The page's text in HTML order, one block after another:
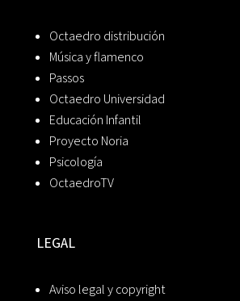
Octaedro distribución
Música y flamenco
Passos
Octaedro Universidad
Educación Infantil
Proyecto Noria
Psicología
OctaedroTV
LEGAL
Aviso legal y copyright